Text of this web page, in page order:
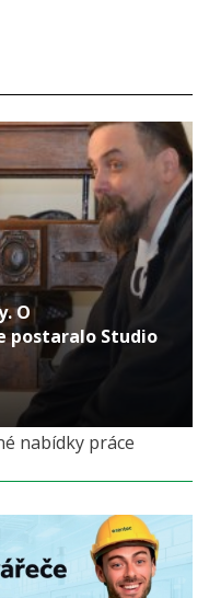
O
postaralo Studio
nabídky práce